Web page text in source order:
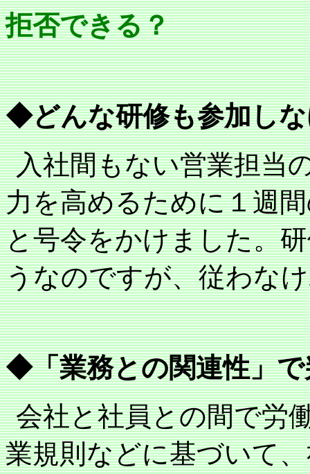
拒否できる？
◆どんな研修も参加し
入社間もない営業担当
力を高めるために１週
と号令をかけました。
うなのですが、従わな
◆「業務との関連性」で
会社と社員との間で労
業規則などに基づいて